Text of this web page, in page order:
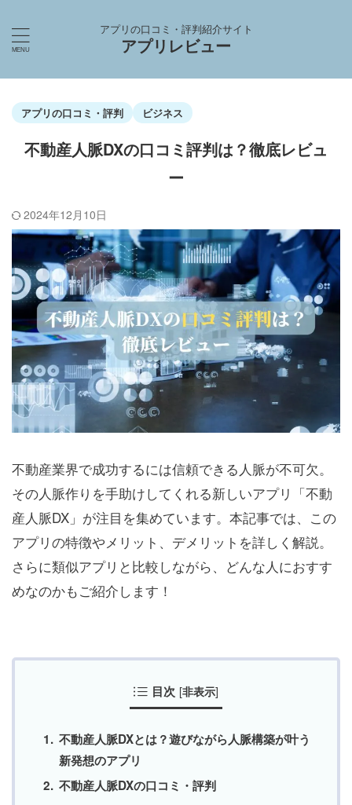
アプリの口コミ・評判紹介サイト
アプリレビュー
アプリの口コミ・評判 ビジネス
不動産人脈DXの口コミ評判は？徹底レビュ
ー
2024年12月10日
不動産業界で成功するには信頼できる人脈が不可欠。
その人脈作りを手助けしてくれる新しいアプリ「不動
産人脈DX」が注目を集めています。本記事では、この
アプリの特徴やメリット、デメリットを詳しく解説。
さらに類似アプリと比較しながら、どんな人におすす
めなのかもご紹介します！
目次 [非表示]
不動産人脈DXとは？遊びながら人脈構築が叶う
新発想のアプリ
不動産人脈DXの口コミ・評判